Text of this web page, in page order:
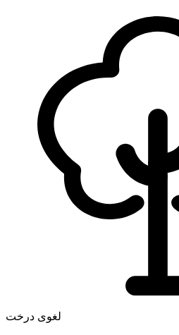
لغوی درخت